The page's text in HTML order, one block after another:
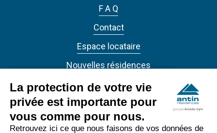
F A Q
Contact
Espace locataire
Nouvelles résidences
Actualités
La protection de votre vie
privée est importante pour
vous comme pour nous.
Retrouvez ici ce que nous faisons de vos données de